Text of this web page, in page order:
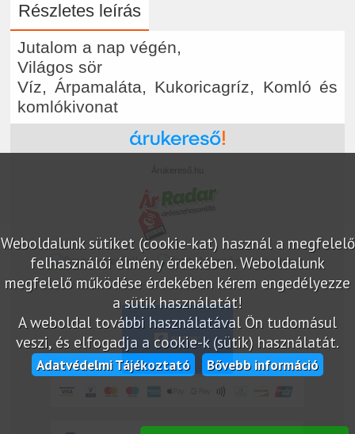
Részletes leírás
Jutalom a nap végén,
Világos sör
Víz, Árpamaláta, Kukoricagríz, Komló és
komlókivonat
Weboldalunk sütiket (cookie-kat) használ a megfelelő
felhasználói élmény érdekében. Weboldalunk
megfelelő működése érdekében kérem engedélyezze
a sütik használatát!
A weboldal további használatával Ön tudomásul
veszi, és elfogadja a cookie-k (sütik) használatát.
Adatvédelmi Tájékoztató Bővebb információ
marketplace partner